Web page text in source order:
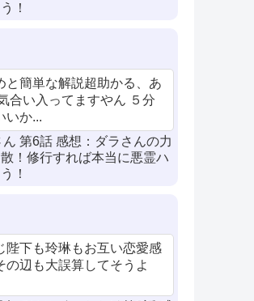
！
と簡単な解説超助かる、あ
合い入ってますやん ５分
か...
第6話 感想：ダラさんの力
！修行すれば本当に悪霊ハ
！
陛下も玲琳もお互い恋愛感
の辺も大誤算してそうよ